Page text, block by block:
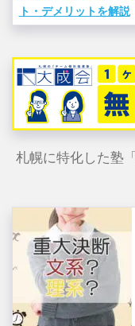
ト・デメリットを解説
札幌に特化した塾